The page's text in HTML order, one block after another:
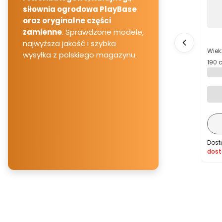
siłownia ogrodowa PlayBase
oraz oryginalne części
zamienne. Sprawdzone modele,
najwyższa jakość i szybka
wysyłka z polskiego magazynu.
Kod
190